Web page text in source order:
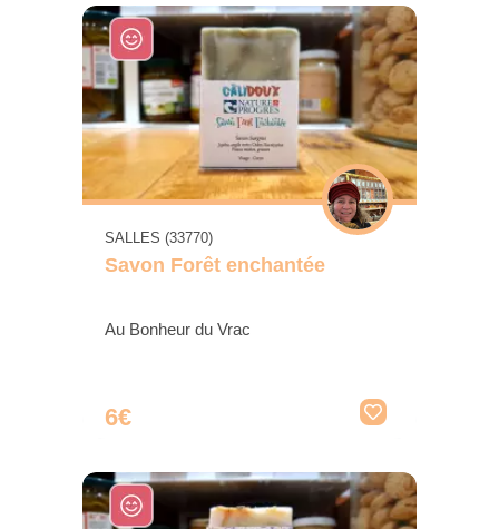
SALLES (33770)
Savon Forêt enchantée
Au Bonheur du Vrac
6€